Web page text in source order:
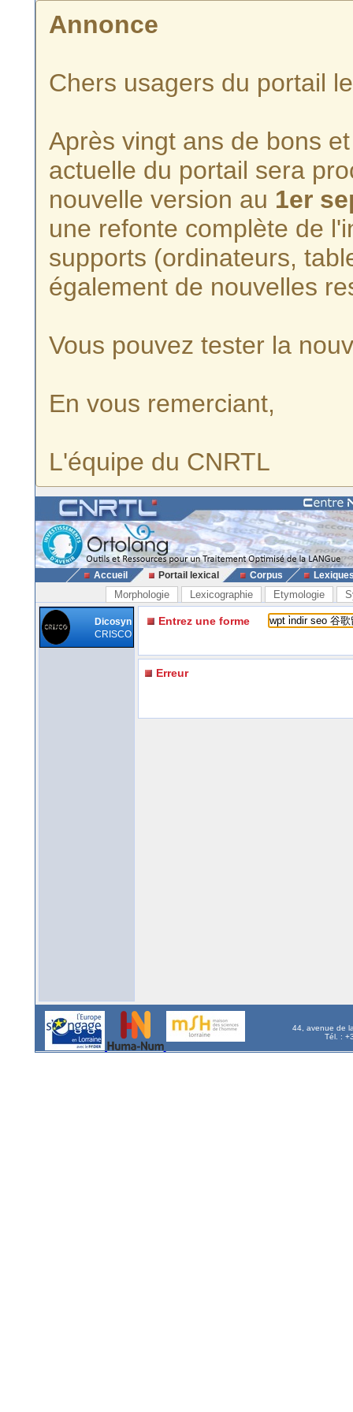
Annonce
Chers usagers du portail
Après vingt ans de bons
actuelle du portail sera
nouvelle version au 1er
une refonte complète de
supports (ordinateurs,
également de nouvelles
Vous pouvez tester la
En vous remerciant,
L'équipe du CNRTL
Accueil Portail lexical Corpus
Morphologie Lexicographie Etymologie
Dicosyn
CRISCO
Entrez une forme
Erreur
44, avenue de
Tél. :